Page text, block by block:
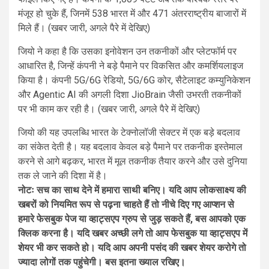
मंजूर हो चुके हैं, जिनमें 538 भारत में और 471 अंतरराष्ट्रीय बाजारों में
मिले हैं। (खबर जारी, अगले पैरे में देखिए)
जियो ने कहा है कि उसका इनोवेशन उन तकनीकों और प्लेटफॉर्म पर
आधारित है, जिन्हें कंपनी ने बड़े पैमाने पर विकसित और कमर्शियलाइज
किया है। कंपनी 5G/6G रेडियो, 5G/6G कोर, सैटेलाइट कम्युनिकेशन
और Agentic AI की अगली दिशा JioBrain जैसी उभरती तकनीकों
पर भी काम कर रही है। (खबर जारी, अगले पैरे में देखिए)
जियो की यह उपलब्धि भारत के टेक्नोलॉजी सेक्टर में एक बड़े बदलाव
का संकेत देती है। यह बदलाव केवल बड़े पैमाने पर तकनीक इस्तेमाल
करने से आगे बढ़कर, भारत में मूल तकनीक तैयार करने और उसे दुनिया
तक ले जाने की दिशा में है।
नोटः सच का साथ देने में हमारा साथी बनिए। यदि आप लोकसाक्ष्य की
खबरों को नियमित रूप से पढ़ना चाहते हैं तो नीचे दिए गए आप्शन से
हमारे फेसबुक पेज या व्हाट्सएप ग्रुप से जुड़ सकते हैं, बस आपको एक
क्लिक करना है। यदि खबर अच्छी लगे तो आप फेसबुक या व्हाट्सएप में
शेयर भी कर सकते हो। यदि आप अपनी पसंद की खबर शेयर करोगे तो
ज्यादा लोगों तक पहुंचेगी। बस इतना ख्याल रखिए।